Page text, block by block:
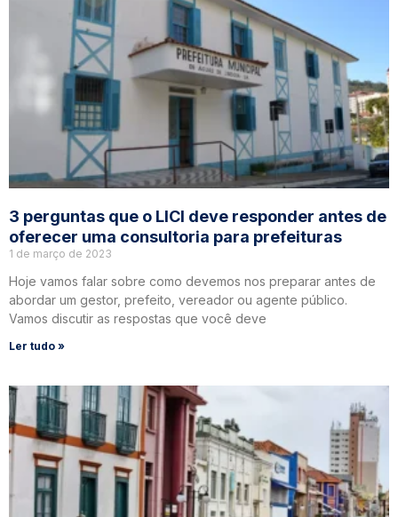
3 perguntas que o LICI deve responder antes de
oferecer uma consultoria para prefeituras
1 de março de 2023
Hoje vamos falar sobre como devemos nos preparar antes de
abordar um gestor, prefeito, vereador ou agente público.
Vamos discutir as respostas que você deve
Ler tudo »